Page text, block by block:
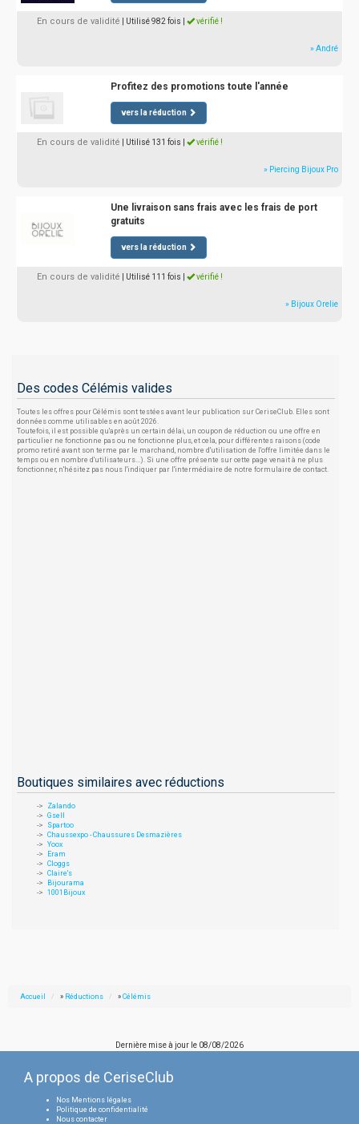
En cours de validité | Utilisé 982 fois vérifié !
» André
Profitez des promotions toute l'année
vers la réduction
En cours de validité | Utilisé 131 fois vérifié !
» Piercing Bijoux Pro
Une livraison sans frais avec les frais de port
gratuits
vers la réduction
En cours de validité | Utilisé 111 fois vérifié !
» Bijoux Orelie
Des codes Célémis valides
Toutes les offres pour Célémis sont testées avant leur publication sur CeriseClub. Elles sont
données comme utilisables en août 2026.
Toutefois, il est possible qu'après un certain délai, un coupon de réduction ou une offre en
particulier ne fonctionne pas ou ne fonctionne plus, et cela, pour différentes raisons (code
promo retiré avant son terme par le marchand, nombre d'utilisation de l'offre limitée dans le
temps ou en nombre d'utilisateurs...). Si une offre présente sur cette page venait à ne plus
fonctionner, n'hésitez pas nous l'indiquer par l'intermédiaire de notre formulaire de contact.
Boutiques similaires avec réductions
Zalando
Gsell
Spartoo
Chaussexpo - Chaussures Desmazières
Yoox
Eram
Cloggs
Claire's
Bijourama
1001Bijoux
Accueil » Réductions » Célémis
Dernière mise à jour le 08/08/2026
A propos de CeriseClub
Nos Mentions légales
Politique de confidentialité
Nous contacter